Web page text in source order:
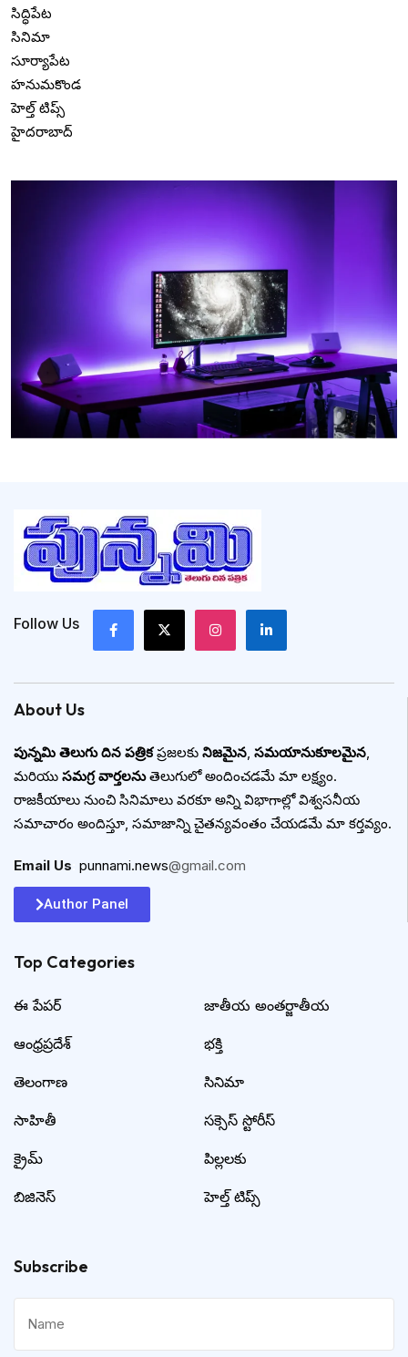
సిద్ధిపేట
సినిమా
సూర్యాపేట
హనుమకొండ
హెల్త్ టిప్స్
హైదరాబాద్
Follow Us
About Us
పున్నమి తెలుగు దిన పత్రికప్రజలకు నిజమైన, సమయానుకూలమైన,
మరియు సమగ్ర వార్తలనుతెలుగులో అందించడమే మా లక్ష్యం.
రాజకీయాలు నుంచి సినిమాలు వరకూ అన్ని విభాగాల్లో విశ్వసనీయ
సమాచారం అందిస్తూ, సమాజాన్ని చైతన్యవంతం చేయడమే మా కర్తవ్యం.
Email Us punnami.news@gmail.com
Author Panel
Top Categories​
ఈ పేపర్
ఆంధ్రప్రదేశ్
తెలంగాణ
సాహితీ
క్రైమ్
బిజినెస్
జాతీయ అంతర్జాతీయ
భక్తి
సినిమా
సక్సెస్ స్టోరీస్
పిల్లలకు
హెల్త్ టిప్స్
Subscribe